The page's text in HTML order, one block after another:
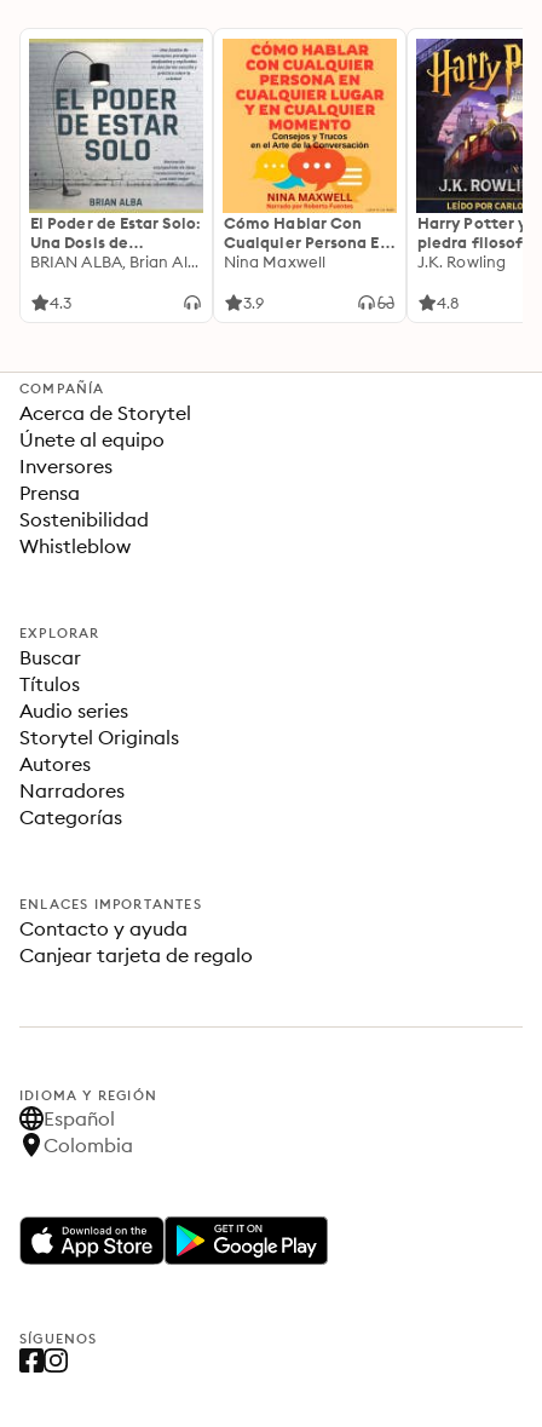
El Poder de Estar Solo:
Una Dosis de
Motivación
Ideas Revolucionarias
BRIAN ALBA, Brian Alba
4.3
Cómo Hablar Con
Cualquier Persona En
Cualquier Lugar Y En
Nina Maxwell
3.9
Harry Potter y
piedra filosofal
J.K. Rowling
4.8
COMPAÑÍA
Acerca de Storytel
Únete al equipo
Inversores
Prensa
Sostenibilidad
Whistleblow
EXPLORAR
Buscar
Títulos
Audio series
Storytel Originals
Autores
Narradores
Categorías
ENLACES IMPORTANTES
Contacto y ayuda
Canjear tarjeta de regalo
IDIOMA Y REGIÓN
Español
Colombia
SÍGUENOS